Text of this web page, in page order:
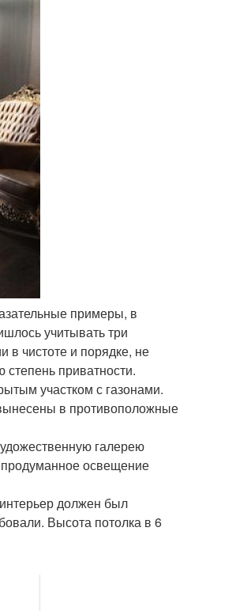
примеры, в
учитывать три
в чистоте и порядке, не
приватности.
участком с газонами.
в противоположные
галерею
освещение
должен был
Высота потолка в 6